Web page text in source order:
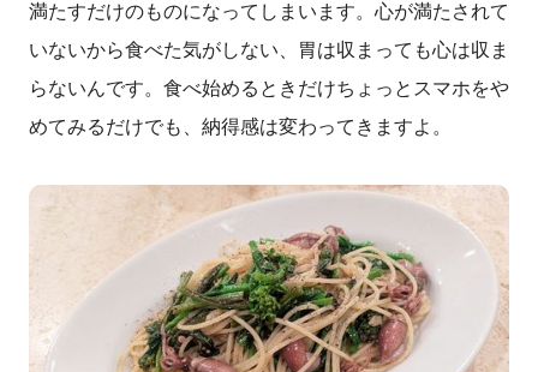
満たすだけのものになってしまいます。心が満たされて
いないから食べた気がしない、胃は収まっても心は収ま
らないんです。食べ始めるときだけちょっとスマホをや
めてみるだけでも、納得感は変わってきますよ。